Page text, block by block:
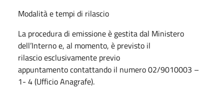
Modalità e tempi di rilascio
La procedura di emissione è gestita dal Ministero
dell’Interno e, al momento, è previsto il
rilascio esclusivamente previo
appuntamento contattando il numero 02/9010003 –
1- 4 (Ufficio Anagrafe).